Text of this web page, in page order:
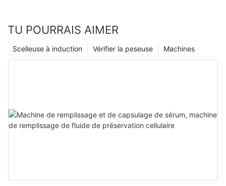
TU POURRAIS AIMER
Machines
Vérifier la peseuse
Scelleuse à induction